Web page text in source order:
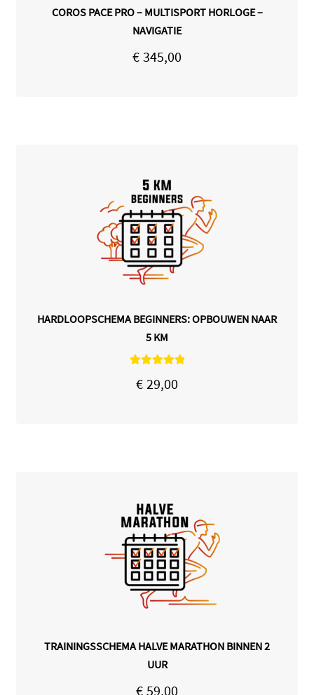
COROS PACE PRO – MULTISPORT HORLOGE –
NAVIGATIE
€ 345,00
HARDLOOPSCHEMA BEGINNERS: OPBOUWEN NAAR
5 KM
5.00uit 5
€ 29,00
TRAININGSSCHEMA HALVE MARATHON BINNEN 2
UUR
€ 59,00